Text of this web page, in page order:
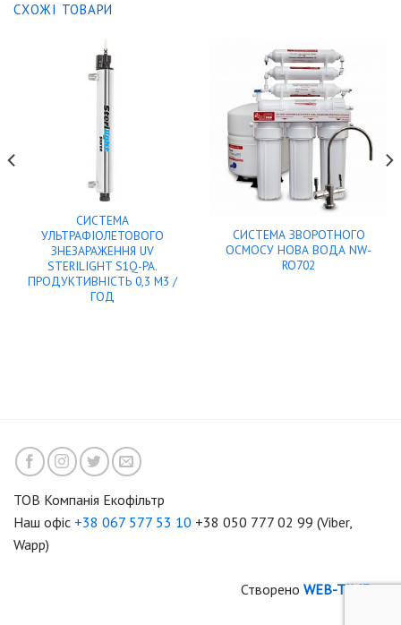
СХОЖІ ТОВАРИ
СИСТЕМА
УЛЬТРАФІОЛЕТОВОГО
ЗНЕЗАРАЖЕННЯ UV
STERILIGHT S1Q-PA.
ПРОДУКТИВНІСТЬ 0,3 М3 /
ГОД
СИСТЕМА ЗВОРОТНОГО
ОСМОСУ НОВА ВОДА NW-
RO702
ТОВ Компанія Екофільтр
Наш офіс +38 067 577 53 10 +38 050 777 02 99 (Viber,
Wapp)
Створено WEB-TIME